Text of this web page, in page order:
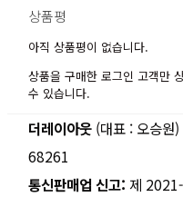
상품평
아직 상품평이 없습니다.
상품을 구매한 로그인 고객만
수 있습니다.
더레이아웃 (대표 : 오승원)
68261
통신판매업 신고: 제